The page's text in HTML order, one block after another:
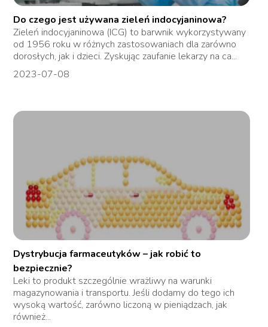
Do czego jest używana zieleń indocyjaninowa?
Zieleń indocyjaninowa (ICG) to barwnik wykorzystywany
od 1956 roku w różnych zastosowaniach dla zarówno
dorosłych, jak i dzieci. Zyskując zaufanie lekarzy na ca...
2023-07-08
Dystrybucja farmaceutyków – jak robić to
bezpiecznie?
Leki to produkt szczególnie wrażliwy na warunki
magazynowania i transportu. Jeśli dodamy do tego ich
wysoką wartość, zarówno liczoną w pieniądzach, jak
również...